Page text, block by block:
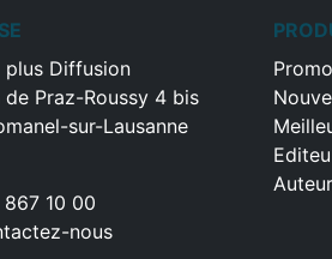
plus Diffusion
de Praz-Roussy 4 bis
sur-Lausanne
867 10 00
nous